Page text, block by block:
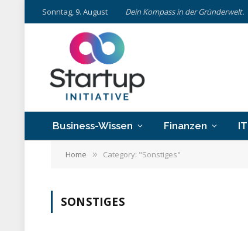
Sonntag, 9. August Dein Kompass in der Gründerwelt.
Business-Wissen Finanzen IT
Home » Category: "Sonstiges"
SONSTIGES